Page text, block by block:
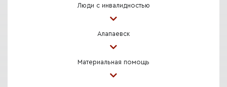
Люди с инвалидностью
Алапаевск
Материальная помощь